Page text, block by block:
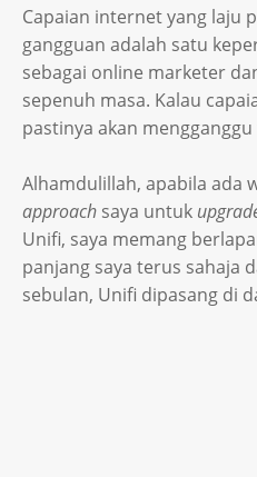
Capaian internet yang laju
gangguan adalah satu
sebagai online marketer
sepenuh masa. Kalau
pastinya akan
Alhamdulillah, apabila ada
approach saya untuk
Unifi, saya memang
panjang saya terus sahaja
sebulan, Unifi dipasang di